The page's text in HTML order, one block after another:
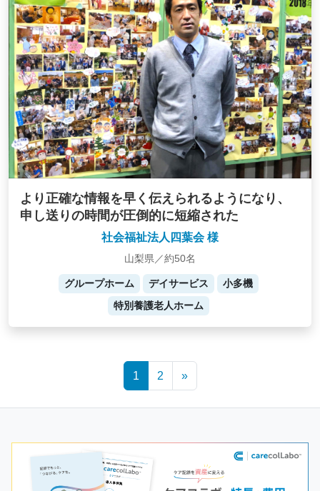
より正確な情報を早く伝えられるようになり、
申し送りの時間が圧倒的に短縮された
社会福祉法人四葉会 様
山梨県／約50名
グループホーム デイサービス
小多機
特別養護老人ホーム
1 2 »